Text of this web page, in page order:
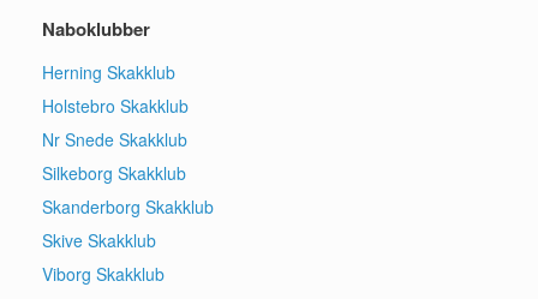
Naboklubber
Herning Skakklub
Holstebro Skakklub
Nr Snede Skakklub
Silkeborg Skakklub
Skanderborg Skakklub
Skive Skakklub
Viborg Skakklub